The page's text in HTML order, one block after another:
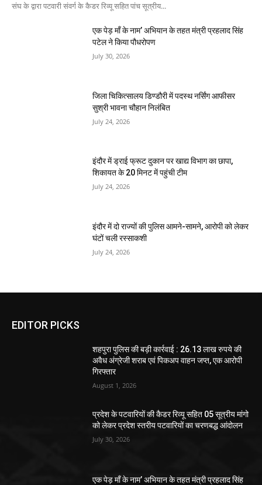
संघ के द्वारा पटवारी संवर्ग के कैडर रिव्यू सहित पांच सूत्रीय...
एक पेड़ माँ के नाम’ अभियान के तहत मंत्री प्रहलाद सिंह
पटेल ने किया पौधरोपण
July 30, 2026
जिला चिकित्सालय डिण्डौरी में पदस्थ नर्सिंग आफीसर
सुश्री भावना चौहान निलंबित
July 24, 2026
इंदौर में ड्राई फ्रूट दुकान पर खाद्य विभाग का छापा,
शिकायत के 20 मिनट में पहुंची टीम
July 24, 2026
इंदौर में दो राज्यों की पुलिस आमने-सामने, आरोपी को लेकर
घंटों चली रस्साकशी
July 24, 2026
EDITOR PICKS
शहपुरा पुलिस की बड़ी कार्रवाई : 26.13 लाख रुपये की
अवैध अंग्रेजी शराब एवं पिकअप वाहन जप्त, एक आरोपी
गिरफ्तार
August 1, 2026
प्रदेश के पटवारियों की कैडर रिव्यू सहित 05 सूत्रीय मांगो
को लेकर प्रदेश स्तरीय पटवारियों का चरणबद्ध आंदोलन
July 30, 2026
एक पेड़ माँ के नाम’ अभियान के तहत मंत्री प्रहलाद सिंह